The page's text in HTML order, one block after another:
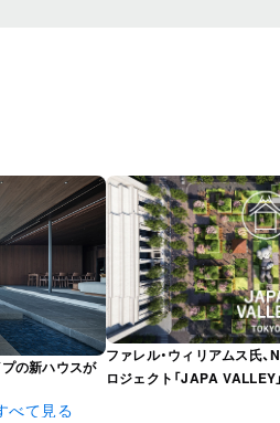
の新ハウスが
ファレル・ウィリアムス氏
ロジェクト「JAPA VALLEY
べて見る